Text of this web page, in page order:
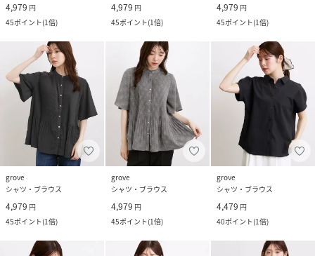
4,979 円
45ポイント(1倍)
4,979 円
45ポイント(1倍)
4,979 円
45ポイント(1倍)
grove
シャツ・ブラウス
4,979 円
45ポイント(1倍)
grove
シャツ・ブラウス
4,979 円
45ポイント(1倍)
grove
シャツ・ブラウス
4,479 円
40ポイント(1倍)